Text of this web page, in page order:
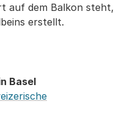
auf dem Balkon steht,
erstellt.
Basel